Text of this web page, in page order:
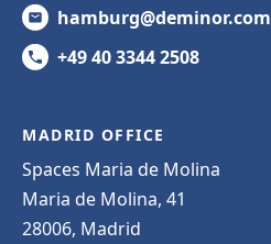
hamburg@deminor.com
+49 40 3344 2508
MADRID OFFICE
Spaces Maria de Molina
Maria de Molina, 41
28006, Madrid